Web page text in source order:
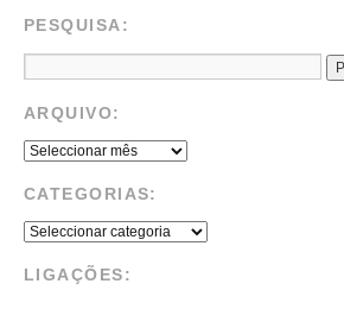
PESQUISA:
ARQUIVO:
CATEGORIAS:
LIGAÇÕES: